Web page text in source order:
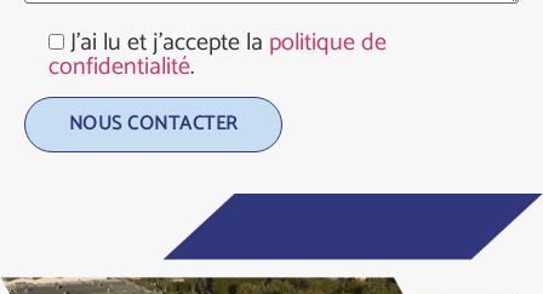
J'ai lu et j'accepte la politique de
confidentialité.